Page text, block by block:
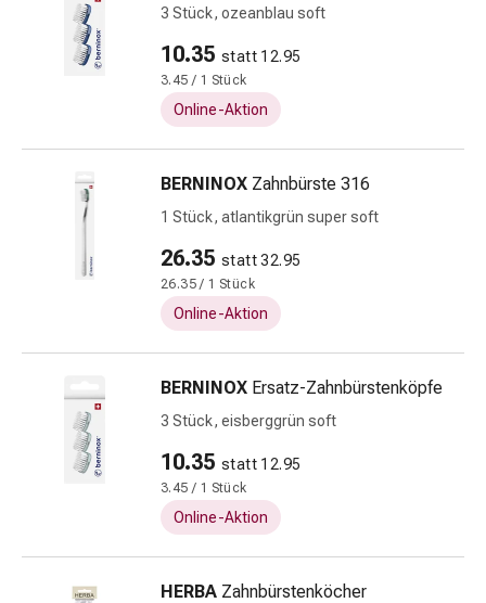
Prostata
Blasenbeschwerden
Schmerzen
Kopfschmerzen
Migräne
Schmerzmittel
Muskel-
Gelenkschmerzen
Schmerztherapie
Wärmetherapie
Stress
&
Beruhigungsmittel
Stimmungsschwankungen
Schlafstörungen
3 Stück, ozeanblau soft
10.35 statt 12.95
3.45 / 1 Stück
Online-Aktion
BERNINOX Zahnbürste 316
1 Stück, atlantikgrün super soft
26.35 statt 32.95
26.35 / 1 Stück
Online-Aktion
BERNINOX Ersatz-Zahnbürstenköpfe
3 Stück, eisberggrün soft
10.35 statt 12.95
3.45 / 1 Stück
Online-Aktion
HERBA Zahnbürstenköcher